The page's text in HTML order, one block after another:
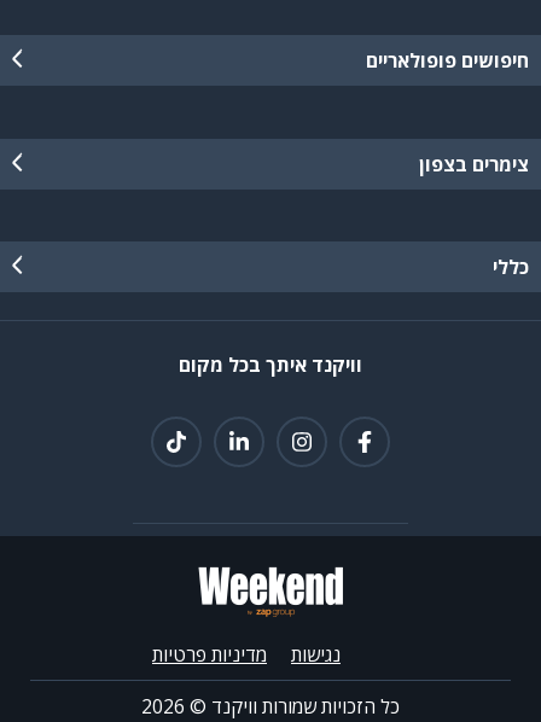
חיפושים פופולאריים
צימרים בצפון
כללי
וויקנד איתך בכל מקום
נגישות
מדיניות פרטיות
כל הזכויות שמורות וויקנד © 2026